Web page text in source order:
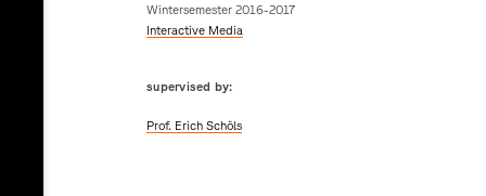
Wintersemester 2016-2017
Interactive Media
supervised by:
Prof. Erich Schöls